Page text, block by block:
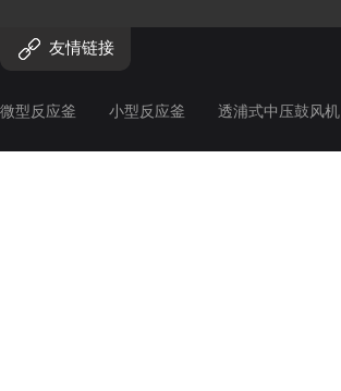
友情链接
微型反应釜 小型反应釜 透浦式中压鼓风机